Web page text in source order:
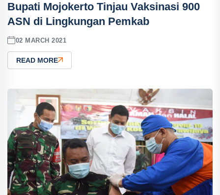
Bupati Mojokerto Tinjau Vaksinasi 900
ASN di Lingkungan Pemkab
02 MARCH 2021
READ MORE